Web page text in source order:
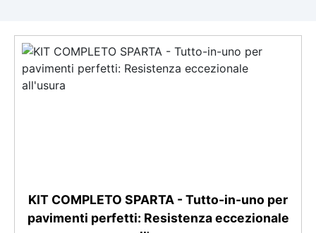
KIT COMPLETO SPARTA - Tutto-in-uno per
pavimenti perfetti: Resistenza eccezionale